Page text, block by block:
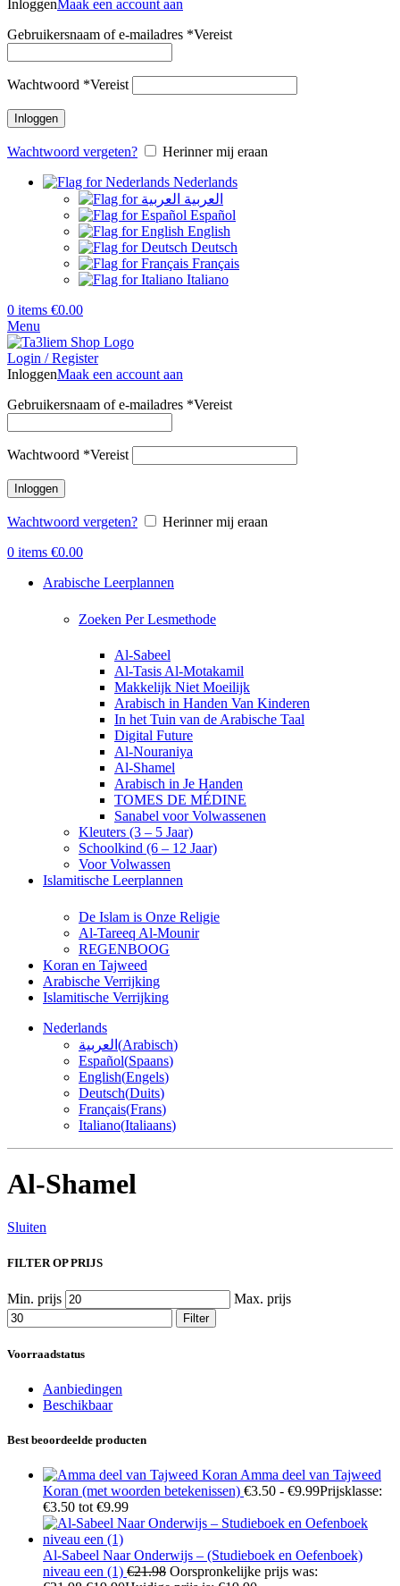
InloggenMaak een account aan
Gebruikersnaam of e-mailadres *Vereist
Wachtwoord *Vereist
Inloggen
Wachtwoord vergeten?
Herinner mij eraan
Nederlands
العربية
Español
English
Deutsch
Français
Italiano
0 items €0.00
Menu
Login / Register
InloggenMaak een account aan
Gebruikersnaam of e-mailadres *Vereist
Wachtwoord *Vereist
Inloggen
Wachtwoord vergeten?
Herinner mij eraan
0 items €0.00
Arabische Leerplannen
Zoeken Per Lesmethode
Al-Sabeel
Al-Tasis Al-Motakamil
Makkelijk Niet Moeilijk
Arabisch in Handen Van Kinderen
In het Tuin van de Arabische Taal
Digital Future
Al-Nouraniya
Al-Shamel
Arabisch in Je Handen
TOMES DE MÉDINE
Sanabel voor Volwassenen
Kleuters (3 – 5 Jaar)
Schoolkind (6 – 12 Jaar)
Voor Volwassen
Islamitische Leerplannen
De Islam is Onze Religie
Al-Tareeq Al-Mounir
REGENBOOG
Koran en Tajweed
Arabische Verrijking
Islamitische Verrijking
Nederlands
العربية (Arabisch)
Español(Spaans)
English(Engels)
Deutsch(Duits)
Français(Frans)
Italiano(Italiaans)
Al-Shamel
Sluiten
FILTER OP PRIJS
Min. prijs Max. prijs
Filter
Voorraadstatus
Aanbiedingen
Beschikbaar
Best beoordeelde producten
Amma deel van Tajweed
Koran (met woorden betekenissen) €3.50 - €9.99Prijsklasse:
€3.50 tot €9.99
Al-Sabeel Naar Onderwijs – (Studieboek en Oefenboek)
niveau een (1) €21.98 Oorspronkelijke prijs was: